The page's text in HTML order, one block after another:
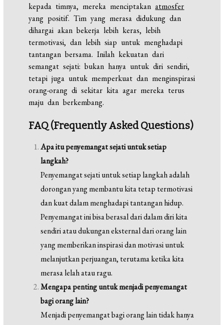
kepada timnya, mereka menciptakanatmosfer
yang positif. Tim yang merasa didukung dan
dihargai akan bekerja lebih keras, lebih
termotivasi, dan lebih siap untuk menghadapi
tantangan bersama. Inilah kekuatan dari
semangat sejati: bukan hanya untuk diri sendiri,
tetapi juga untuk memperkuat dan menginspirasi
orang-orang di sekitar kita agar mereka terus
maju dan berkembang.
FAQ (Frequently Asked Questions)
Apa itu penyemangat sejati untuk setiap
langkah?
Penyemangat sejati untuk setiap langkah adalah
dorongan yang membantu kita tetap termotivasi
dan kuat dalam menghadapi tantangan hidup.
Penyemangat ini bisa berasal dari dalam diri kita
sendiri atau dukungan eksternal dari orang lain
yang memberikan inspirasi dan motivasi untuk
melanjutkan perjuangan, terutama ketika kita
merasa lelah atau ragu.
Mengapa penting untuk menjadi penyemangat
bagi orang lain?
Menjadi penyemangat bagi orang lain tidak hanya